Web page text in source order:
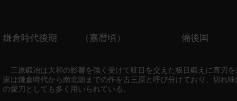
鎌倉時代後期 （嘉暦頃） 備後国
三原鍛冶は大和の影響を強く受けて柾目を交えた板目鍛えに直刃
家は鎌倉時代から南北朝までの作を古三原と呼び分けており、切れ
の愛刀としても多く用いられている。